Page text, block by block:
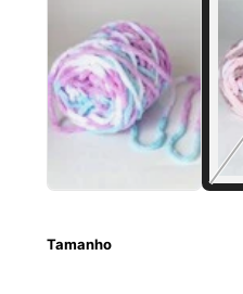
Tamanho